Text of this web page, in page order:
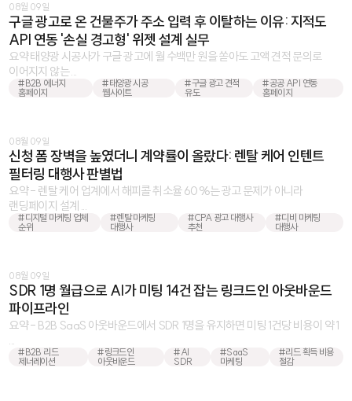
08월 09일
구글 광고로 온 건물주가 주소 입력 후 이탈하는 이유: 지적도
API 연동 '손실 경고형' 위젯 설계 실무
요약 태양광 시공사가 구글 광고에 월 수백만 원을 쏟아도 고액 견적 문의로
이어지지 않는 ...
#B2B 에너지
홈페이지
#태양광 시공
웹사이트
#구글 광고 견적
유도
#공공 API 연동
홈페이지
08월 09일
신청 폼 장벽을 높였더니 계약률이 올랐다: 렌탈 케어 인텐트
필터링 대행사 판별법
요약 - 렌탈 케어 업계에서 해피콜 취소율 60%는 광고 문제가 아니라
랜딩페이지 설계 ...
#디지털 마케팅 업체
순위
#렌탈 마케팅
대행사
#CPA 광고 대행사
추천
#디비 마케팅
대행사
08월 09일
SDR 1명 월급으로 AI가 미팅 14건 잡는 링크드인 아웃바운드
파이프라인
요약 - B2B SaaS 아웃바운드에서 SDR 1명을 유지하면 미팅 1건당 비용이 약 1
...
#B2B 리드
제너레이션
#링크드인
아웃바운드
#AI
SDR
#SaaS
마케팅
#리드 획득 비용
절감